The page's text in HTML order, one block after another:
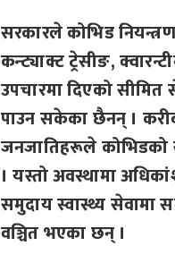
सरकारले कोभिड
कन्ट्याक्ट ट्रेसीङ,
उपचारमा दिएको
पाउन सकेका छैनन् ।
जनजातिहरूले कोभिडको
। यस्तो अवस्थामा
समुदाय स्वास्थ्य सेवामा
वञ्चित भएका छन् ।